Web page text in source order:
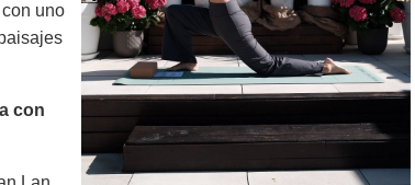
uno
con